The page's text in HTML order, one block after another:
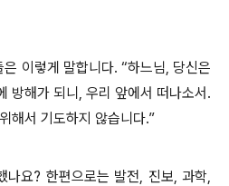
이렇게 말합니다. “하느님, 당신은
방해가 되니, 우리 앞에서 떠나소서.
해서 기도하지 않습니다.”
나요? 한편으로는 발전, 진보, 과학,